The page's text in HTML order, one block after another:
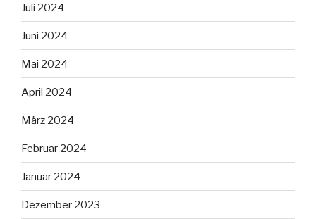
Juli 2024
Juni 2024
Mai 2024
April 2024
März 2024
Februar 2024
Januar 2024
Dezember 2023